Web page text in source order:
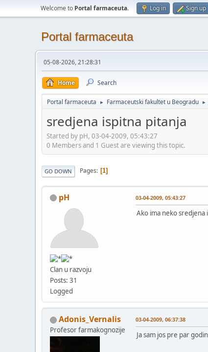
Welcome to Portal farmaceuta. Log in Sign up
Portal farmaceuta
05-08-2026, 21:28:31
Home Search
Portal farmaceuta ► Farmaceutski fakultet u Beogradu ►
sredjena ispitna pitanja
Started by pH, 03-04-2009, 05:43:27
0 Members and 1 Guest are viewing this topic.
GO DOWN Pages 1
pH
Clan u razvoju
Posts: 31
Logged
03-04-2009, 05:43:27
Ako ima neko sredjena
Adonis_Vernalis
Profesor farmakognozije
03-04-2009, 06:37:38
Ja sam jos pre par